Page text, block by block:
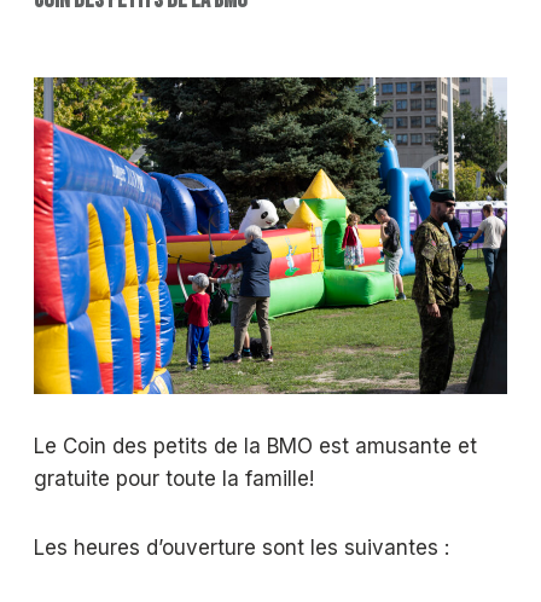
Le Coin des petits de la BMO est amusante et
gratuite pour toute la famille!
Les heures d’ouverture sont les suivantes :